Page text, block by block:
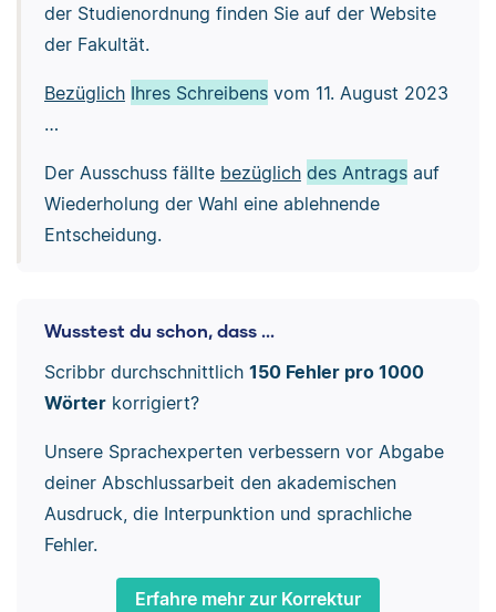
der Studienordnung finden Sie auf der Website
der Fakultät.
Bezüglich Ihres Schreibensvom 11. August 2023
…
Der Ausschuss fällte bezüglich des Antragsauf
Wiederholung der Wahl eine ablehnende
Entscheidung.
Wusstest du schon, dass ...
Scribbr durchschnittlich 150 Fehler pro 1000
Wörterkorrigiert?
Unsere Sprachexperten verbessern vor Abgabe
deiner Abschlussarbeit den akademischen
Ausdruck, die Interpunktion und sprachliche
Fehler.
Erfahre mehr zur Korrektur